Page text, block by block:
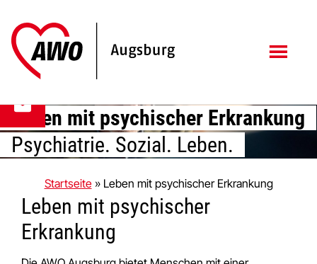
Inhalt
springen
Fußzeile
springen
Leben mit psychischer Erkrankung
Psychiatrie. Sozial. Leben.
Startseite» Leben mit psychischer Erkrankung
Leben mit psychischer
Erkrankung